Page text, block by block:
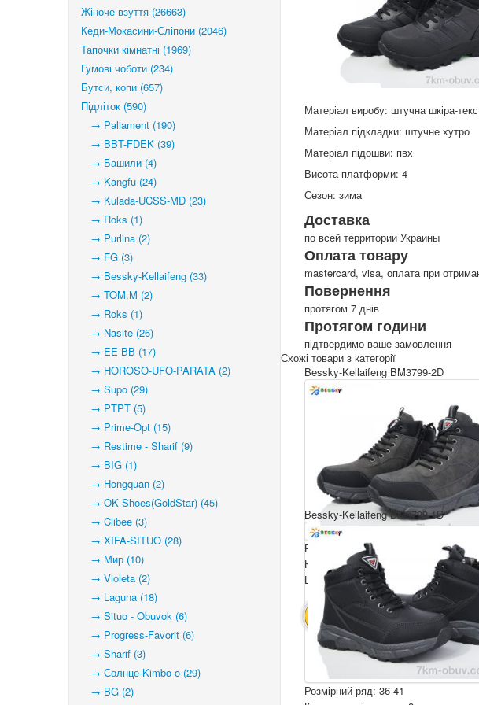
Жіноче взуття (26663)
Кеди-Мокасини-Сліпони (2046)
Тапочки кімнатні (1969)
Гумові чоботи (234)
Бутси, копи (657)
Підліток (590)
→ Paliament (190)
→ BBT-FDEK (39)
→ Башили (4)
→ Kangfu (24)
→ Kulada-UCSS-MD (23)
→ Roks (1)
→ Purlina (2)
→ FG (3)
→ Bessky-Kellaifeng (33)
→ TOM.M (2)
→ Roks (1)
→ Nasite (26)
→ EE BB (17)
→ HOROSO-UFO-PARATA (2)
→ Supo (29)
→ PTPT (5)
→ Prime-Opt (15)
→ Restime - Sharif (9)
→ BIG (1)
→ Hongquan (2)
→ OK Shoes(GoldStar) (45)
→ Clibee (3)
→ XIFA-SITUO (28)
→ Мир (10)
→ Violeta (2)
→ Laguna (18)
→ Situo - Obuvok (6)
→ Progress-Favorit (6)
→ Sharif (3)
→ Солнце-Kimbo-o (29)
→ BG (2)
Матеріал виробу: штучна шкіра-
Матеріал підкладки: штучне хутро
Матеріал підошви: пвх
Висота платформи: 4
Сезон: зима
Доставка
по всей территории Украины
Оплата товару
mastercard, visa, оплата при
Повернення
протягом 7 днів
Протягом години
підтвердимо ваше замовлення
Схожі товари з категорії
Bessky-Kellaifeng BM3799-2D
Розмірний ряд: 36-41
Комплектація ящика: 8
Ціна за пару: 750 грн.
В КОШИК 6000 грн.
Bessky-Kellaifeng BM3799-1D
Розмірний ряд: 36-41